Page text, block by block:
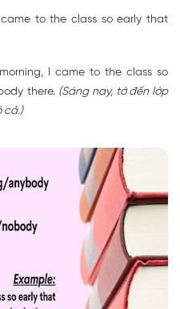
to the class so early that
I came to the class so
there. (Sáng nay, tớ đến lớp
cả.)